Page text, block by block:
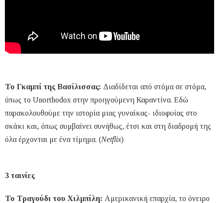
Το Γκαμπί της Βασίλισσας: Διαδίδεται από στόμα σε στόμα,
όπως το Unorthodox στην προηγούμενη Καραντίνα. Εδώ
παρακολουθούμε την ιστορία μιας γυναίκας- ιδιοφυίας στο
σκάκι και, όπως συμβαίνει συνήθως, έτσι και στη διαδρομή της
όλα έρχονται με ένα τίμημα. (Netflix)
3 ταινίες
Το Τραγούδι του Χιλμπίλη: Αμερικανική επαρχία, το όνειρο